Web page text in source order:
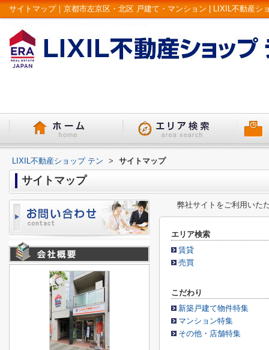
サイトマップ｜京都市左京区・北区 戸建て・マンション | LIXIL不動産シ
LIXIL不動産ショップ テン > サイトマップ
サイトマップ
弊社サイトをご利用いた
エリア検索
賃貸
売買
こだわり
新築戸建て物件特集
マンション特集
その他・店舗特集